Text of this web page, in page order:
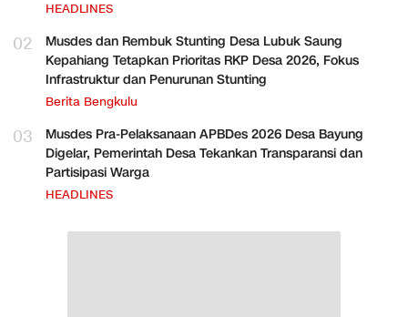
HEADLINES
02
Musdes dan Rembuk Stunting Desa Lubuk Saung
Kepahiang Tetapkan Prioritas RKP Desa 2026, Fokus
Infrastruktur dan Penurunan Stunting
Berita Bengkulu
03
Musdes Pra-Pelaksanaan APBDes 2026 Desa Bayung
Digelar, Pemerintah Desa Tekankan Transparansi dan
Partisipasi Warga
HEADLINES